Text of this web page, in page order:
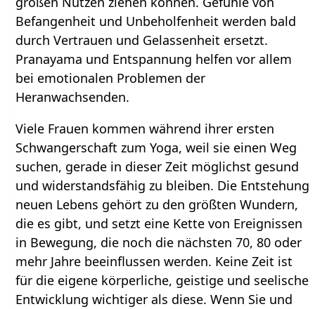
Befangenheit und Unbeholfenheit werden bald
durch Vertrauen und Gelassenheit ersetzt.
Pranayama und Entspannung helfen vor allem
bei emotionalen Problemen der
Heranwachsenden.
Viele Frauen kommen während ihrer ersten
Schwangerschaft zum Yoga, weil sie einen Weg
suchen, gerade in dieser Zeit möglichst gesund
und widerstandsfähig zu bleiben. Die Entstehung
neuen Lebens gehört zu den größten Wundern,
die es gibt, und setzt eine Kette von Ereignissen
in Bewegung, die noch die nächsten 70, 80 oder
mehr Jahre beeinflussen werden. Keine Zeit ist
für die eigene körperliche, geistige und seelische
Entwicklung wichtiger als diese. Wenn Sie und